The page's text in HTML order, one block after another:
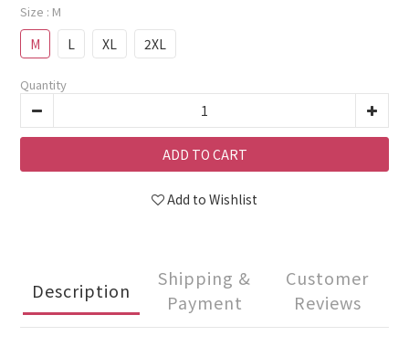
Size : M
M L XL 2XL
Quantity
ADD TO CART
Add to Wishlist
Description
Shipping &
Payment
Customer
Reviews